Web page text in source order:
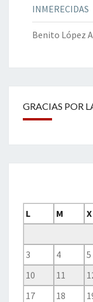
INMERECIDAS
Benito López
GRACIAS POR
L
M X
3
4 5
10
11
17
18